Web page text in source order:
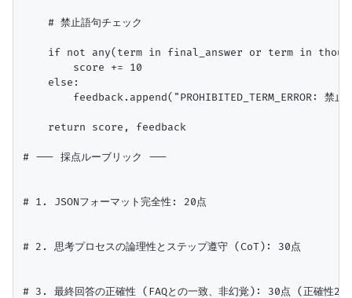
    # 禁止語句チェック
if not any(term in final_answer or term in
        score += 10
    else:
feedback.append("PROHIBITED_TERM_ERROR: 禁止さ
    return score, feedback
# --- 採点ルーブリック ---
# 1. JSONフォーマット完全性: 20点
# 2. 思考プロセスの論理性とステップ遵守 (CoT): 30点
# 3. 最終回答の正確性 (FAQとの一致、非幻覚): 30点 (正確性